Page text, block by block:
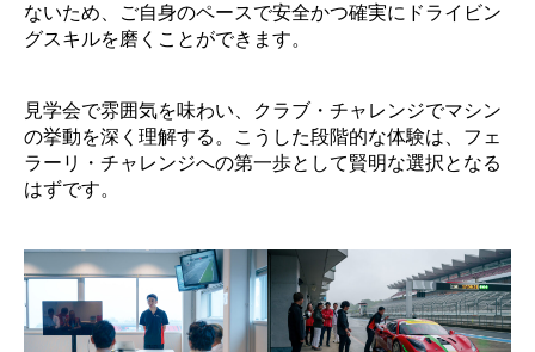
ないため、ご自身のペースで安全かつ確実にドライビン
グスキルを磨くことができます。
見学会で雰囲気を味わい、クラブ・チャレンジでマシン
の挙動を深く理解する。こうした段階的な体験は、フェ
ラーリ・チャレンジへの第一歩として賢明な選択となる
はずです。